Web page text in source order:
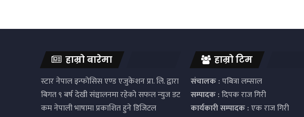
हाम्रो बारेमा
स्टार नेपाल इन्फोसिस एण्ड एजुकेशन प्रा. लि. द्वारा
बिगत ९ बर्ष देखी संञ्चालनमा रहेको सफल न्युज डट
कम नेपाली भाषामा प्रकाशित हुने डिजिटल
हाम्रो टिम
संचालक :पबित्रा लम्साल
सम्पादक :दिपक राज गिरी
कार्यकारी सम्पादक :एक राज गिरी